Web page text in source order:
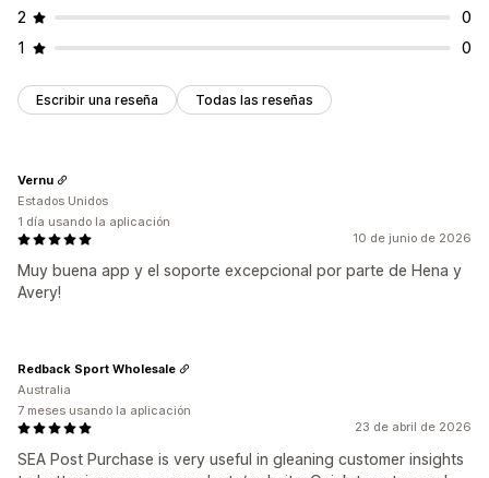
2
0
1
0
Escribir una reseña Todas las reseñas
10 de junio de 2026
Muy buena app y el soporte excepcional por parte de Hena y
Avery!
Vernu
Estados Unidos
1 día usando la aplicación
23 de abril de 2026
SEA Post Purchase is very useful in gleaning customer insights
Redback Sport Wholesale
Australia
7 meses usando la aplicación